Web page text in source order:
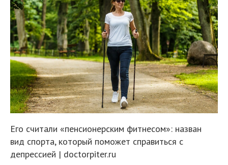
Его считали «пенсионерским фитнесом»: назван
вид спорта, который поможет справиться с
депрессией | doctorpiter.ru